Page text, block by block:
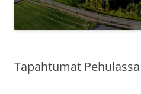
Tapahtumat Pehulassa